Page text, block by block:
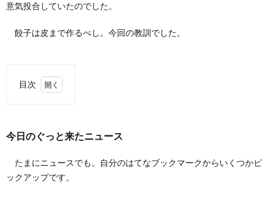
意気投合していたのでした。
餃子は皮まで作るべし。今回の教訓でした。
目次
1.
っと
ニュ
ース
今日のぐっと来たニュース
たまにニュースでも。自分のはてなブックマークからいくつかピ
ックアップです。